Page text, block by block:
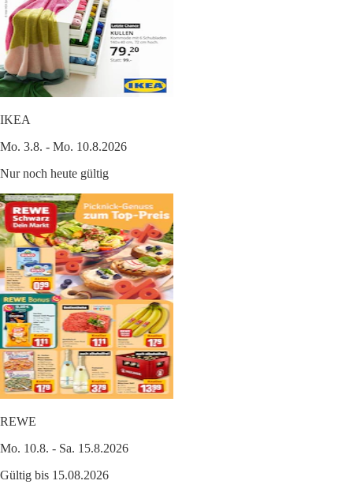
IKEA
Mo. 3.8. - Mo. 10.8.2026
Nur noch heute gültig
REWE
Mo. 10.8. - Sa. 15.8.2026
Gültig bis 15.08.2026